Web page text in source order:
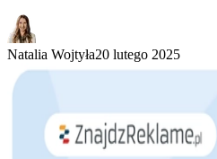
Natalia Wojtyła20 lutego 2025